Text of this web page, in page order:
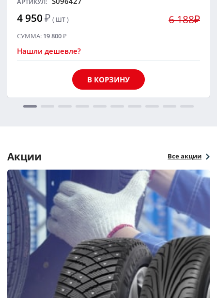
4 950₽ ( ШТ ) 6 188₽
СУММА: 19 800₽
Нашли дешевле?
В КОРЗИНУ
Акции Все акции